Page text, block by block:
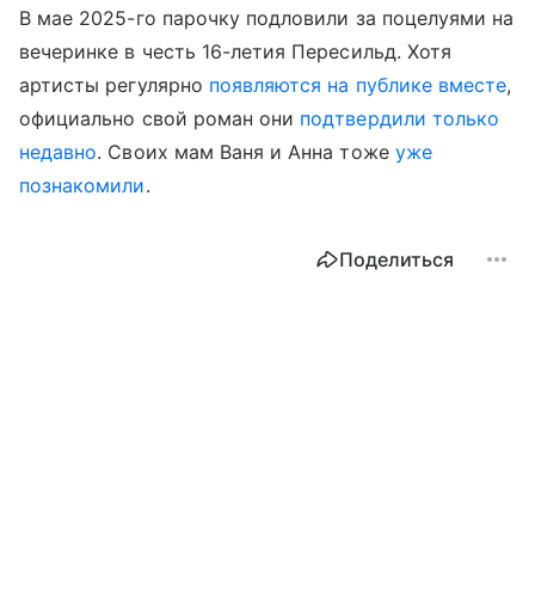
В мае 2025-го парочку подловили за поцелуями на
вечеринке в честь 16-летия Пересильд. Хотя
артисты регулярно появляются на публике вместе,
официально свой роман они подтвердили только
недавно. Своих мам Ваня и Анна тоже уже
познакомили.
Поделиться